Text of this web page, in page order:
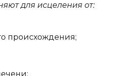
для исцеления от:
происхождения;